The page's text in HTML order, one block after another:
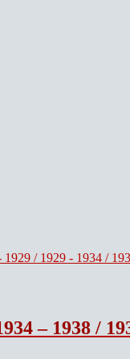
1952 – 1957 / 1957